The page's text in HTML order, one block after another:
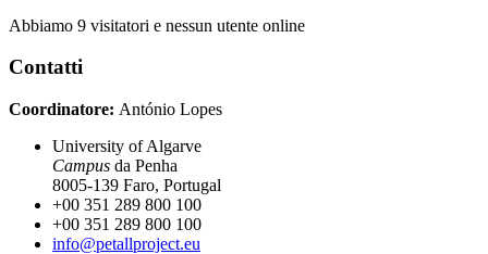
Abbiamo 9 visitatori e nessun utente online
Contatti
Coordinatore: António Lopes
University of Algarve
Campus da Penha
8005-139 Faro, Portugal
+00 351 289 800 100
+00 351 289 800 100
info@petallproject.eu